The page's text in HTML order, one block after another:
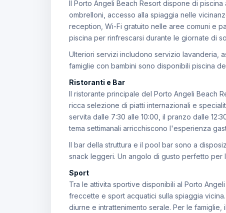
Il Porto Angeli Beach Resort dispone di
ombrelloni, accesso alla spiaggia nelle
reception, Wi-Fi gratuito nelle aree comuni e
piscina per rinfrescarsi durante le giornate di
Ulteriori servizi includono servizio lavanderia,
famiglie con bambini sono disponibili piscina
Ristoranti e Bar
Il ristorante principale del Porto Angeli Beach
ricca selezione di piatti internazionali e
servita dalle 7:30 alle 10:00, il pranzo dalle
tema settimanali arricchiscono l'esperienza
Il bar della struttura e il pool bar sono a
snack leggeri. Un angolo di gusto perfetto per
Sport
Tra le attivita sportive disponibili al Porto
freccette e sport acquatici sulla spiaggia
diurne e intrattenimento serale. Per le